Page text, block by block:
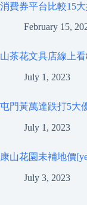
消費券平台比較15
February 15,
山茶花文具店線上
July 1, 2023
屯門黃萬達跌打5大
July 1, 2023
康山花園未補地價
July 3, 2023